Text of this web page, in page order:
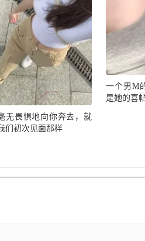
无畏惧地向你奔去，就
们初次见面那样
一个男M
是她的喜